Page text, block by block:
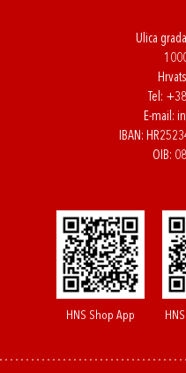
Ulica
Tel:
E-mail:
IBAN:
OIB:
HNS Shop App